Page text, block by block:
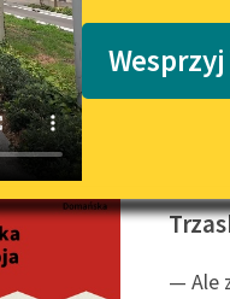
Domańskiej
— Ale